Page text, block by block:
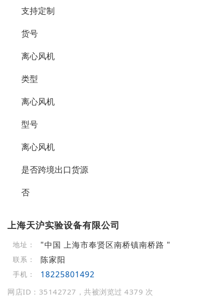
支持定制
货号
离心风机
类型
离心风机
型号
离心风机
是否跨境出口货源
否
上海天沪实验设备有限公司
地址： "中国 上海市奉贤区南桥镇南桥路 "
联系： 陈家阳
手机： 18225801492
网店ID：35142727，共被浏览过 4379 次